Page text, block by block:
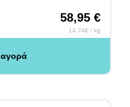
58,95 €
14.74€ / kg
αγορά